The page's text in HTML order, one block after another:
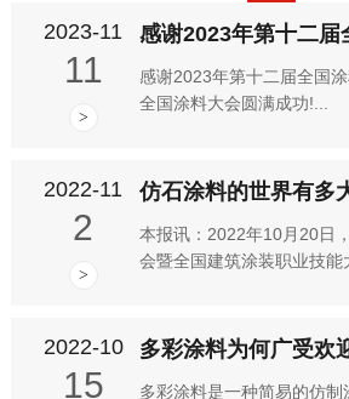
2023-11
11
>
感谢2023年第十二届
感谢2023年第十二届全国
全国涂料大会圆满成功!...
2022-11
2
>
仿石涂料的世界有多
本报讯：2022年10月20日
会暨全国建筑涂装职业技
石涂料代表企业华喆、...
2022-10
15
多彩涂料为何广受欢
多彩涂料是一种简易的仿